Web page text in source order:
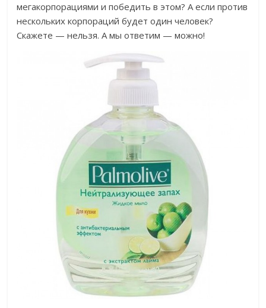
мегакорпорациями и победить в этом? А если против
нескольких корпораций будет один человек?
Скажете — нельзя. А мы ответим — можно!